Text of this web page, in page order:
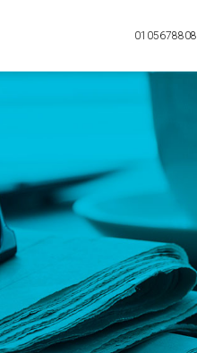
0105678808